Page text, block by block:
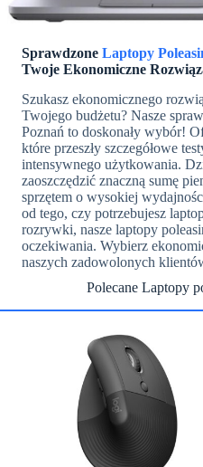
Sprawdzone Laptopy
Twoje Ekonomiczne
Szukasz ekonomicznego
Twojego budżetu? Nasze
Poznań to doskonały wybór!
które przeszły szczegółowe
intensywnego użytkowania.
zaoszczędzić znaczną sumę
sprzętem o wysokiej
od tego, czy potrzebujesz
rozrywki, nasze laptopy
oczekiwania. Wybierz
naszych zadowolonych
Polecane Laptopy